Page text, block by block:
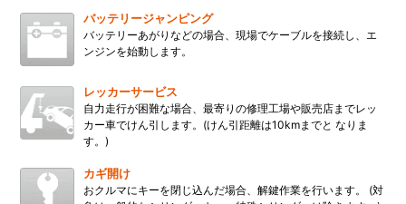
バッテリージャンピング
バッテリーあがりなどの場合、現場でケーブルを接続し、エ
ンジンを始動します。
レッカーサービス
自力走行が困難な場合、最寄りの修理工場や販売店までレッ
カー車でけん引します。(けん引距離は10kmまでと なりま
す。)
カギ開け
おクルマにキーを閉じ込んだ場合、解鍵作業を行います。 (対